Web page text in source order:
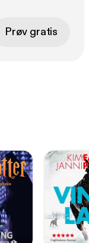
Prøv gratis